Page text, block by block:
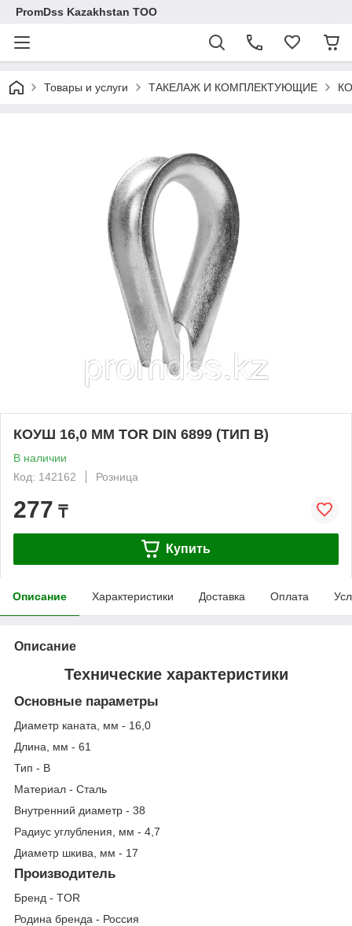
PromDss Kazakhstan TOO
Товары и услуги ТАКЕЛАЖ И КОМПЛЕКТУЮЩИЕ
КОУШ 16,0 ММ TOR DIN 6899 (ТИП B)
В наличии
Код: 142162
Розница
277 ₸
Купить
Описание Характеристики Доставка Оплата
Описание
Технические характеристики
Основные параметры
Диаметр каната, мм - 16,0
Длина, мм - 61
Тип - B
Материал - Сталь
Внутренний диаметр - 38
Радиус углубления, мм - 4,7
Диаметр шкива, мм - 17
Производитель
Бренд - TOR
Родина бренда - Россия